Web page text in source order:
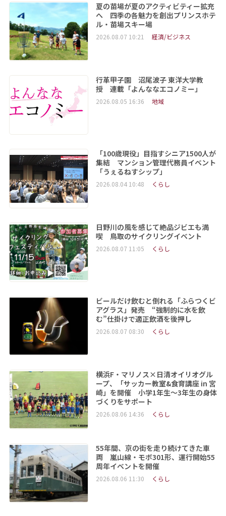
夏の苗場が夏のアクティビティー拡充
へ 四季の各魅力を創出プリンスホテ
ル・苗場スキー場
2026.08.07 10:21 経済/ビジネス
行革甲子園 沼尾波子 東洋大学教
授 連載「よんななエコノミー」
2026.08.05 16:36 地域
「100歳現役」目指すシニア1500人が
集結 マンション管理代務員イベント
「うぇるねすシップ」
2026.08.04 10:48 くらし
日野川の風を感じて絶品ジビエも満
喫 鳥取のサイクリングイベント
2026.08.07 11:05 くらし
ビールだけ飲むと倒れる「ふらつくビ
アグラス」発売 “強制的に水を飲
む”仕掛けで適正飲酒を後押し
2026.08.07 08:30 くらし
横浜F・マリノス×日清オイリオグル
ープ、「サッカー教室&食育講座 in 宮
崎」を開催 小学1年生～3年生の身体
づくりをサポート
2026.08.06 14:36 くらし
55年間、京の街を走り続けてきた車
両 嵐山線・モボ301形、運行開始55
周年イベントを開催
2026.08.06 11:30 くらし